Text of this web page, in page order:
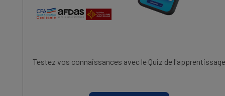
Testez vos connaissances avec le Quiz de l'apprentissage